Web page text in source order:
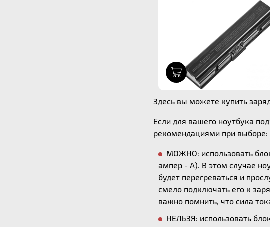
Здесь вы можете купить
Если для вашего ноутбука
рекомендациями при выборе:
МОЖНО: использовать
ампер - А). В этом случае
будет перегреваться и
смело подключать его к
важно помнить, что сила
НЕЛЬЗЯ: использовать